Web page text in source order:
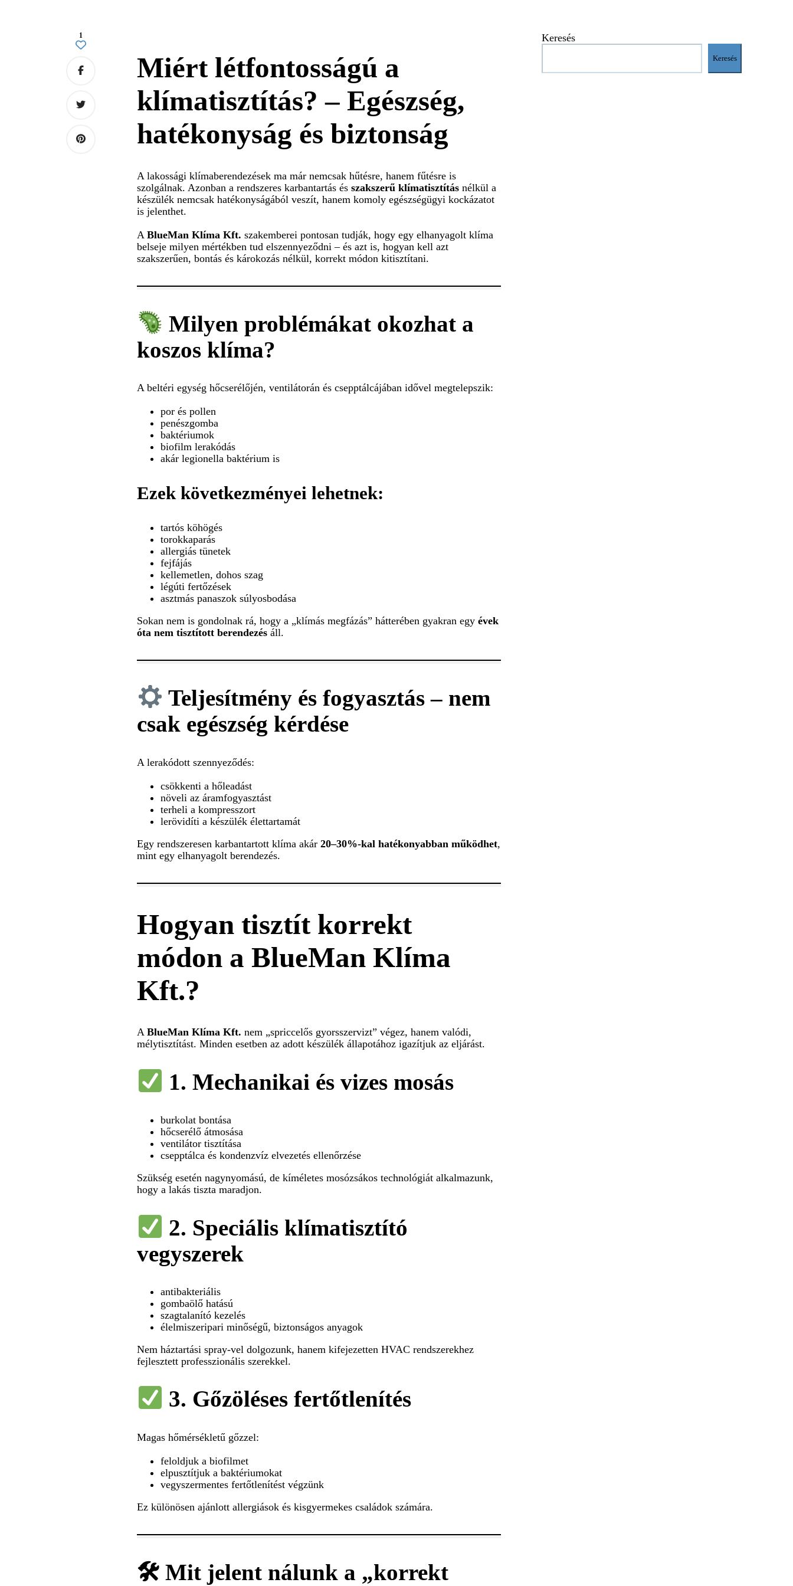
1
Miért létfontosságú a
klímatisztítás? – Egészség,
hatékonyság és biztonság
A lakossági klímaberendezések ma már nemcsak hűtésre, hanem fűtésre is
szolgálnak. Azonban a rendszeres karbantartás és szakszerű klímatisztítás nélkül a
készülék nemcsak hatékonyságából veszít, hanem komoly egészségügyi kockázatot
is jelenthet.
A BlueMan Klíma Kft. szakemberei pontosan tudják, hogy egy elhanyagolt klíma
belseje milyen mértékben tud elszennyeződni – és azt is, hogyan kell azt
szakszerűen, bontás és károkozás nélkül, korrekt módon kitisztítani.
Milyen problémákat okozhat a
koszos klíma?
A beltéri egység hőcserélőjén, ventilátorán és csepptálcájában idővel megtelepszik:
por és pollen
penészgomba
baktériumok
biofilm lerakódás
akár legionella baktérium is
Ezek következményei lehetnek:
tartós köhögés
torokkaparás
allergiás tünetek
fejfájás
kellemetlen, dohos szag
légúti fertőzések
asztmás panaszok súlyosbodása
Sokan nem is gondolnak rá, hogy a „klímás megfázás” hátterében gyakran egy évek
óta nem tisztított berendezés áll.
Teljesítmény és fogyasztás – nem
csak egészség kérdése
A lerakódott szennyeződés:
csökkenti a hőleadást
növeli az áramfogyasztást
terheli a kompresszort
lerövidíti a készülék élettartamát
Egy rendszeresen karbantartott klíma akár 20–30%-kal hatékonyabban működhet,
mint egy elhanyagolt berendezés.
Hogyan tisztít korrekt
módon a BlueMan Klíma
Kft.?
A BlueMan Klíma Kft. nem „spriccelős gyorsszervizt” végez, hanem valódi,
mélytisztítást. Minden esetben az adott készülék állapotához igazítjuk az eljárást.
1. Mechanikai és vizes mosás
burkolat bontása
hőcserélő átmosása
ventilátor tisztítása
csepptálca és kondenzvíz elvezetés ellenőrzése
Szükség esetén nagynyomású, de kíméletes mosózsákos technológiát alkalmazunk,
hogy a lakás tiszta maradjon.
2. Speciális klímatisztító
vegyszerek
antibakteriális
gombaölő hatású
szagtalanító kezelés
élelmiszeripari minőségű, biztonságos anyagok
Nem háztartási spray-vel dolgozunk, hanem kifejezetten HVAC rendszerekhez
fejlesztett professzionális szerekkel.
3. Gőzöléses fertőtlenítés
Magas hőmérsékletű gőzzel:
feloldjuk a biofilmet
elpusztítjuk a baktériumokat
vegyszermentes fertőtlenítést végzünk
Ez különösen ajánlott allergiások és kisgyermekes családok számára.
🛠 Mit jelent nálunk a „korrekt
Keresés
Keresés